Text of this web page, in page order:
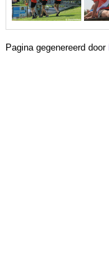
Pagina gegenereerd door